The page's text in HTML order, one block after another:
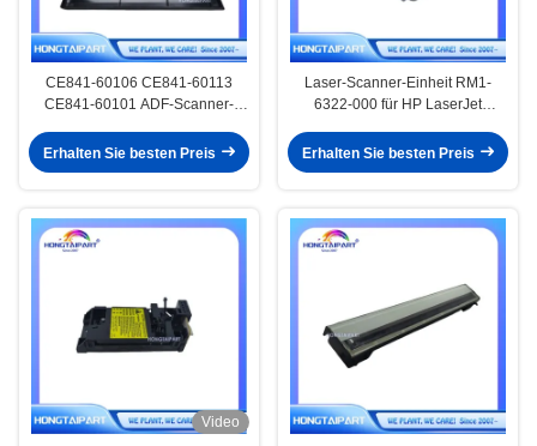
CE841-60106 CE841-60113
CE841-60101 ADF-Scanner-
Erhalten Sie besten Preis
Laser-Scanner-Einheit RM1-
6322-000 für HP LaserJet
P3015dn P3015n P3015x 500
MFP M525dn M525f Drucker
Erhalten Sie besten Preis
Video